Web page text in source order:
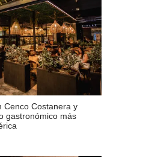
Cenco Costanera y
gastronómico más